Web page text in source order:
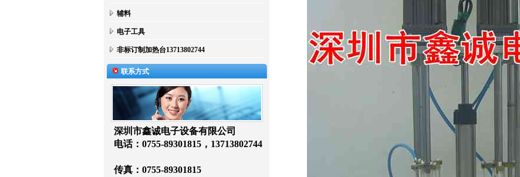
辅料
电子工具
非标订制加热台13713802744
联系方式
深圳市鑫诚电子设备有限公司
电话：0755-89301815，13713802744
传真：0755-89301815